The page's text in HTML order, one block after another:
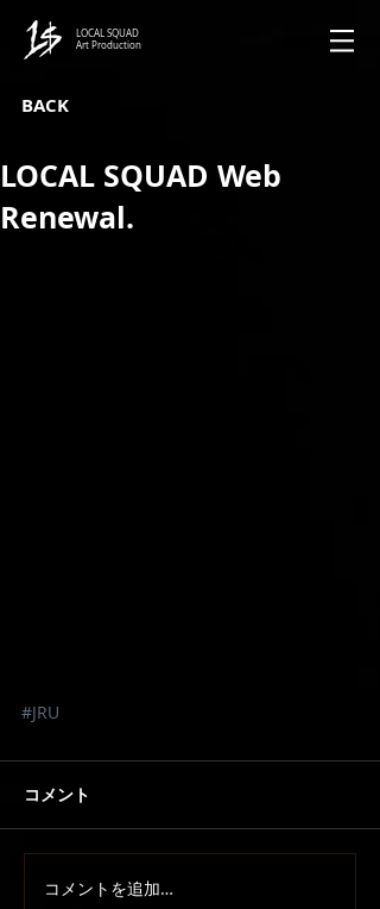
LOCAL SQUAD
Art Production
BACK
LOCAL SQUAD Web
Renewal.
#JRU
コメント
コメントを追加…